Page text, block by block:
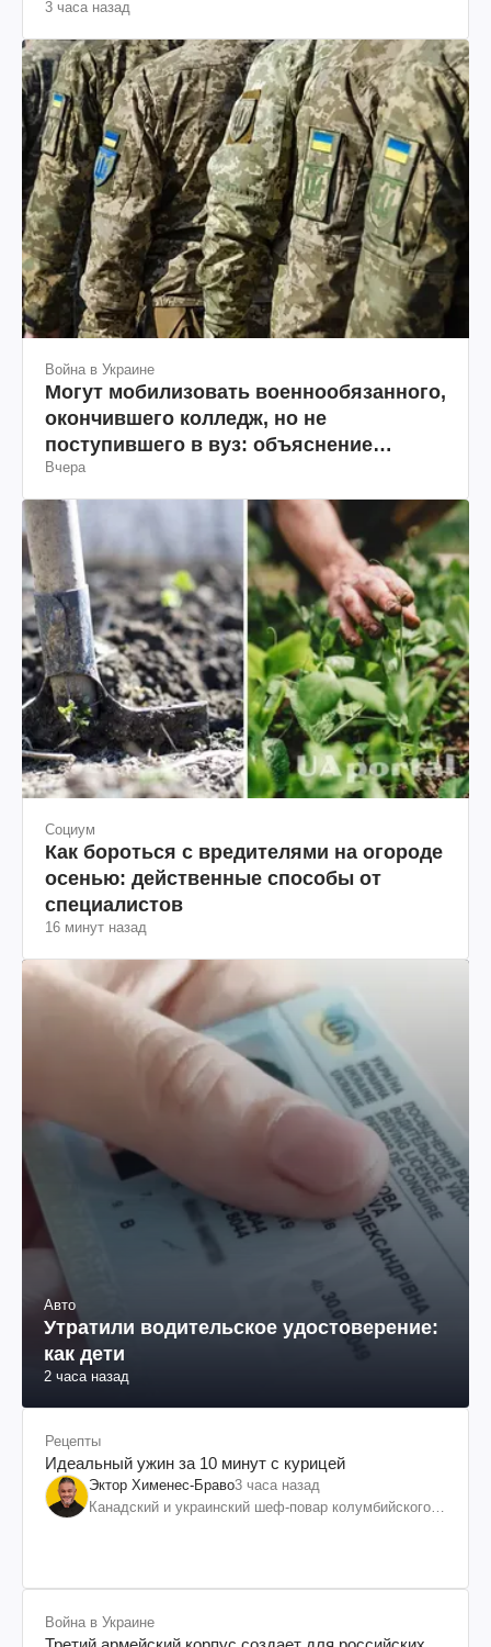
3 часа назад
Война в Украине
Могут мобилизовать военнообязанного,
окончившего колледж, но не
поступившего в вуз: объяснение
юриста
Вчера
Социум
Как бороться с вредителями на огороде
осенью: действенные способы от
специалистов
16 минут назад
Авто
Утратили водительское удостоверение:
как дети
2 часа назад
Рецепты
Идеальный ужин за 10 минут с курицей
Эктор Хименес-Браво3 часа назад
Канадский и украинский шеф-повар колумбийского
Война в Украине